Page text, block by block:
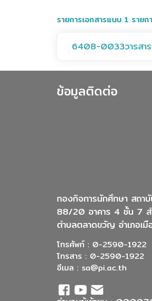
รายการเอกสารแนบ 1 รายก
6408-0033วารสา
ข้อมูลติดต่อ
กองกิจการนักศึกษา สถา
88/20 อาคาร 4 ชั้น 7 ส
ตำบลตลาดขวัญ อำเภอ
โทรศัพท์ : 0-2590-1922
โทรสาร : 0-2590-1922
อีเมล : sa@pi.ac.th